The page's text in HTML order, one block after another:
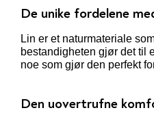
De unike fordelene
Lin er et naturmateriale
bestandigheten gjør det til
noe som gjør den perfekt
Den uovertrufne